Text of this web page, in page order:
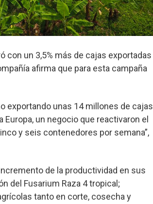
con un 3,5% más de cajas exportadas
afirma que para esta campaña
exportando unas 14 millones de cajas
Europa, un negocio que reactivaron el
y seis contenedores por semana”,
de la productividad en sus
del Fusarium Raza 4 tropical;
tanto en corte, cosecha y